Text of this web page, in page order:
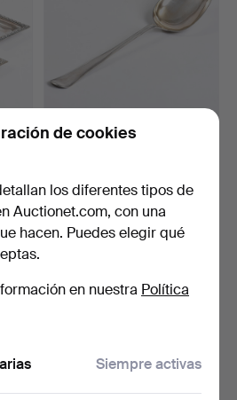
Cucharón de sopa en plata
Estimación
310 USD
de cookies
los diferentes tipos de
Auctionet.com, con una
hacen. Puedes elegir qué
en nuestra Política
Siempre activas